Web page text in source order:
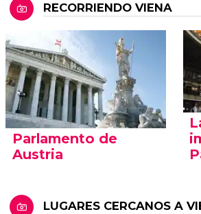
RECORRIENDO VIENA
Parlamento de
Austria
LUGARES CERCANOS A